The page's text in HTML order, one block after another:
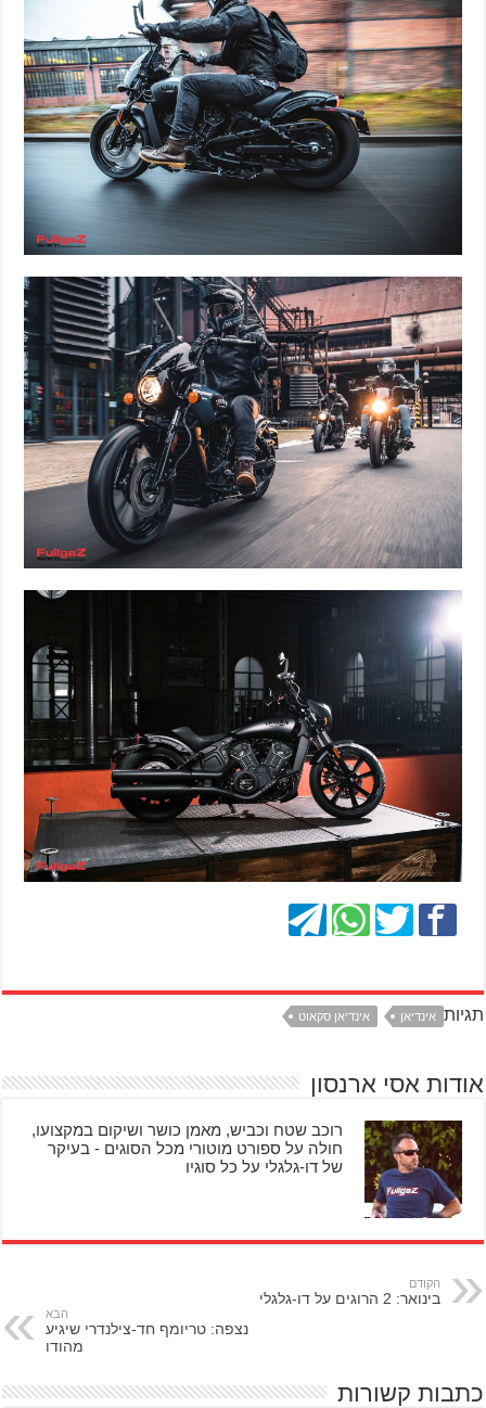
תגיות אינדיאן אינדיאן סקאוט
אודות אסי ארנסון
רוכב שטח וכביש, מאמן כושר ושיקום במקצועו,
חולה על ספורט מוטורי מכל הסוגים - בעיקר
של דו-גלגלי על כל סוגיו
הקודם
בינואר: 2 הרוגים על דו-גלגלי
הבא
נצפה: טריומף חד-צילנדרי שיגיע
מהודו
כתבות קשורות